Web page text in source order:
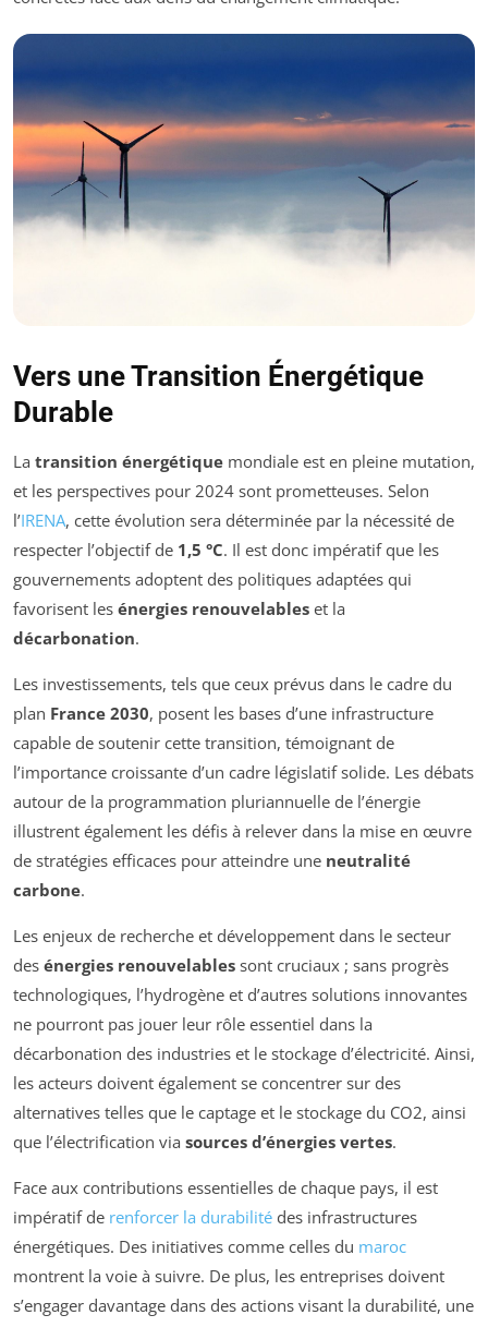
Vers une Transition Énergétique
Durable
La transition énergétique mondiale est en pleine mutation,
et les perspectives pour 2024 sont prometteuses. Selon
l’IRENA, cette évolution sera déterminée par la nécessité de
respecter l’objectif de 1,5 °C. Il est donc impératif que les
gouvernements adoptent des politiques adaptées qui
favorisent les énergies renouvelables et la
décarbonation.
Les investissements, tels que ceux prévus dans le cadre du
plan France 2030, posent les bases d’une infrastructure
capable de soutenir cette transition, témoignant de
l’importance croissante d’un cadre législatif solide. Les débats
autour de la programmation pluriannuelle de l’énergie
illustrent également les défis à relever dans la mise en œuvre
de stratégies efficaces pour atteindre une neutralité
carbone.
Les enjeux de recherche et développement dans le secteur
des énergies renouvelables sont cruciaux ; sans progrès
technologiques, l’hydrogène et d’autres solutions innovantes
ne pourront pas jouer leur rôle essentiel dans la
décarbonation des industries et le stockage d’électricité. Ainsi,
les acteurs doivent également se concentrer sur des
alternatives telles que le captage et le stockage du CO2, ainsi
que l’électrification via sources d’énergies vertes.
Face aux contributions essentielles de chaque pays, il est
impératif de renforcer la durabilité des infrastructures
énergétiques. Des initiatives comme celles du maroc
montrent la voie à suivre. De plus, les entreprises doivent
s’engager davantage dans des actions visant la durabilité, une